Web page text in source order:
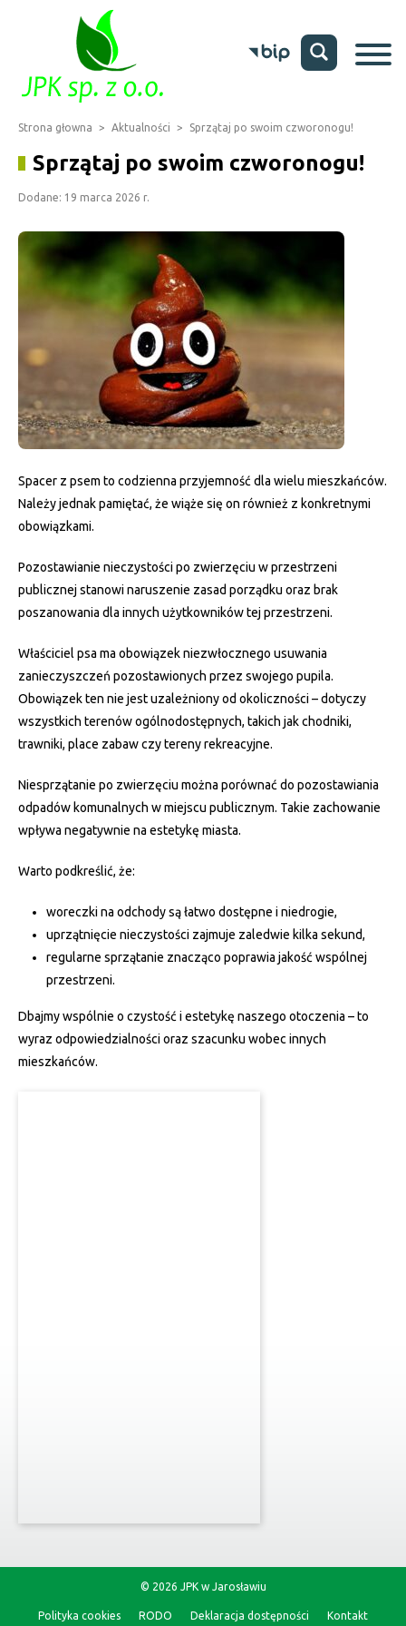
Strona głowna > Aktualności > Sprzątaj po swoim czworonogu!
Sprzątaj po swoim czworonogu!
Dodane: 19 marca 2026 r.
Spacer z psem to codzienna przyjemność dla wielu mieszkańców.
Należy jednak pamiętać, że wiąże się on również z konkretnymi
obowiązkami.
Pozostawianie nieczystości po zwierzęciu w przestrzeni
publicznej stanowi naruszenie zasad porządku oraz brak
poszanowania dla innych użytkowników tej przestrzeni.
Właściciel psa ma obowiązek niezwłocznego usuwania
zanieczyszczeń pozostawionych przez swojego pupila.
Obowiązek ten nie jest uzależniony od okoliczności – dotyczy
wszystkich terenów ogólnodostępnych, takich jak chodniki,
trawniki, place zabaw czy tereny rekreacyjne.
Niesprzątanie po zwierzęciu można porównać do pozostawiania
odpadów komunalnych w miejscu publicznym. Takie zachowanie
wpływa negatywnie na estetykę miasta.
Warto podkreślić, że:
woreczki na odchody są łatwo dostępne i niedrogie,
uprzątnięcie nieczystości zajmuje zaledwie kilka sekund,
regularne sprzątanie znacząco poprawia jakość wspólnej
przestrzeni.
Dbajmy wspólnie o czystość i estetykę naszego otoczenia – to
wyraz odpowiedzialności oraz szacunku wobec innych
mieszkańców.
© 2026 JPK w Jarosławiu
Polityka cookies RODO Deklaracja dostępności Kontakt